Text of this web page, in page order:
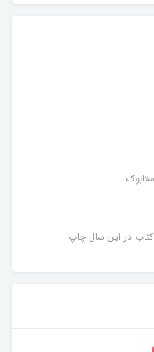
در این سال چاپ